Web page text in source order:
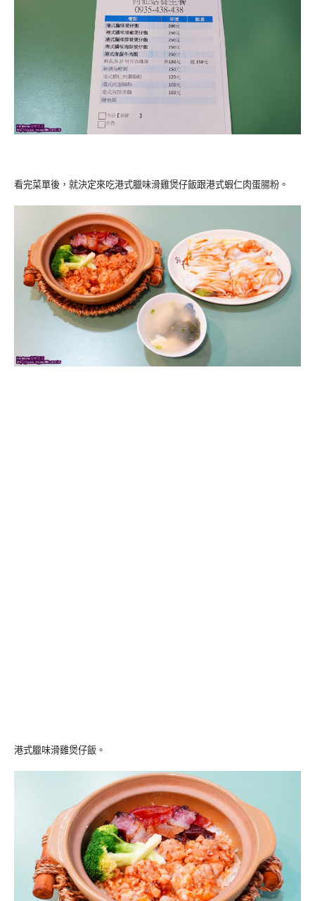
看完菜單後，就決定來吃港式臘味滑雞煲仔飯跟港式蝦仁肉蛋腸粉。
港式臘味滑雞煲仔飯。